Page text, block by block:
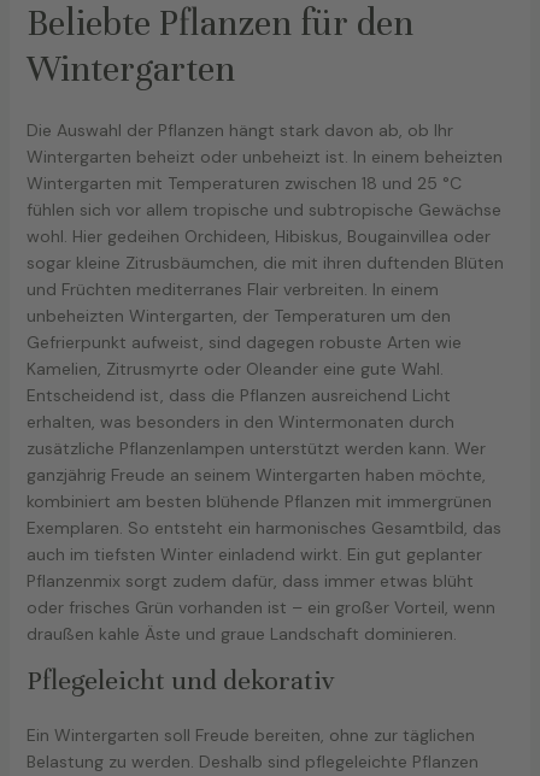
Beliebte Pflanzen für den
Wintergarten
Die Auswahl der Pflanzen hängt stark davon ab, ob Ihr
Wintergarten beheizt oder unbeheizt ist. In einem beheizten
Wintergarten mit Temperaturen zwischen 18 und 25 °C
fühlen sich vor allem tropische und subtropische Gewächse
wohl. Hier gedeihen Orchideen, Hibiskus, Bougainvillea oder
sogar kleine Zitrusbäumchen, die mit ihren duftenden Blüten
und Früchten mediterranes Flair verbreiten. In einem
unbeheizten Wintergarten, der Temperaturen um den
Gefrierpunkt aufweist, sind dagegen robuste Arten wie
Kamelien, Zitrusmyrte oder Oleander eine gute Wahl.
Entscheidend ist, dass die Pflanzen ausreichend Licht
erhalten, was besonders in den Wintermonaten durch
zusätzliche Pflanzenlampen unterstützt werden kann. Wer
ganzjährig Freude an seinem Wintergarten haben möchte,
kombiniert am besten blühende Pflanzen mit immergrünen
Exemplaren. So entsteht ein harmonisches Gesamtbild, das
auch im tiefsten Winter einladend wirkt. Ein gut geplanter
Pflanzenmix sorgt zudem dafür, dass immer etwas blüht
oder frisches Grün vorhanden ist – ein großer Vorteil, wenn
draußen kahle Äste und graue Landschaft dominieren.
Pflegeleicht und dekorativ
Ein Wintergarten soll Freude bereiten, ohne zur täglichen
Belastung zu werden. Deshalb sind pflegeleichte Pflanzen